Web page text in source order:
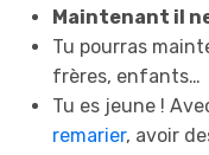
Maintenant il
Tu pourras
frères, enfants…
Tu es jeune !
remarier, avoir